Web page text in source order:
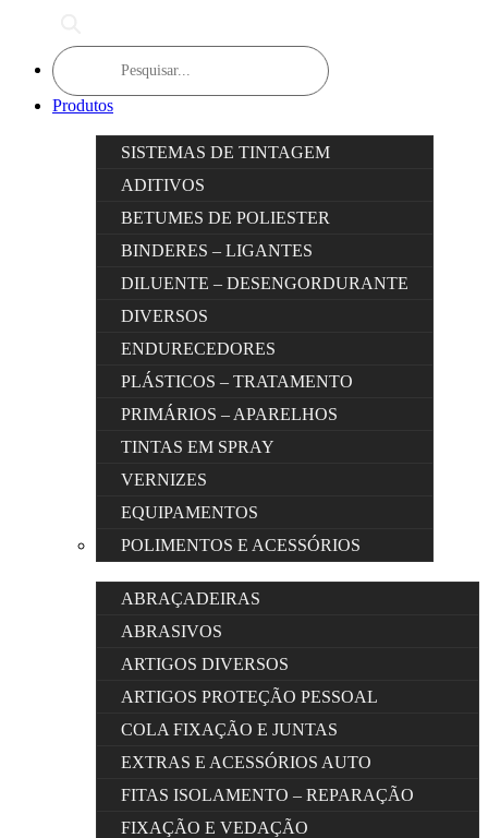
Products
search
Produtos
SISTEMAS DE TINTAGEM
ADITIVOS
BETUMES DE POLIESTER
BINDERES – LIGANTES
DILUENTE – DESENGORDURANTE
DIVERSOS
ENDURECEDORES
PLÁSTICOS – TRATAMENTO
PRIMÁRIOS – APARELHOS
TINTAS EM SPRAY
VERNIZES
EQUIPAMENTOS
POLIMENTOS E ACESSÓRIOS
ABRAÇADEIRAS
ABRASIVOS
ARTIGOS DIVERSOS
ARTIGOS PROTEÇÃO PESSOAL
COLA FIXAÇÃO E JUNTAS
EXTRAS E ACESSÓRIOS AUTO
FITAS ISOLAMENTO – REPARAÇÃO
FIXAÇÃO E VEDAÇÃO